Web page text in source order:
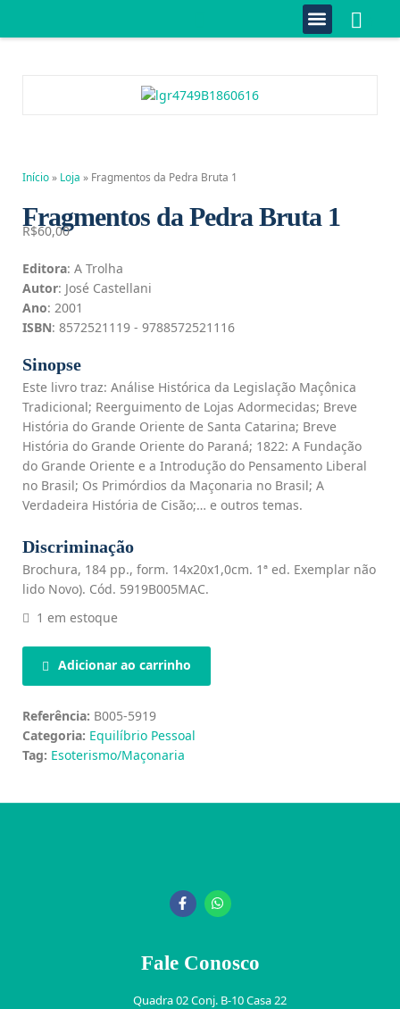
Início» Loja » Fragmentos da Pedra Bruta 1
Fragmentos da Pedra Bruta 1
R$60,00
Editora: A Trolha
Autor: José Castellani
Ano: 2001
ISBN: 8572521119 - 9788572521116
Sinopse
Este livro traz: Análise Histórica da Legislação Maçônica
Tradicional; Reerguimento de Lojas Adormecidas; Breve
História do Grande Oriente de Santa Catarina; Breve
História do Grande Oriente do Paraná; 1822: A Fundação
do Grande Oriente e a Introdução do Pensamento Liberal
no Brasil; Os Primórdios da Maçonaria no Brasil; A
Verdadeira História de Cisão;… e outros temas.
Discriminação
Brochura, 184 pp., form. 14x20x1,0cm. 1ª ed. Exemplar não
lido Novo). Cód. 5919B005MAC.
1 em estoque
Adicionar ao carrinho
Referência: B005-5919
Categoria: Equilíbrio Pessoal
Tag: Esoterismo/Maçonaria
Fale Conosco
Quadra 02 Conj. B-10 Casa 22